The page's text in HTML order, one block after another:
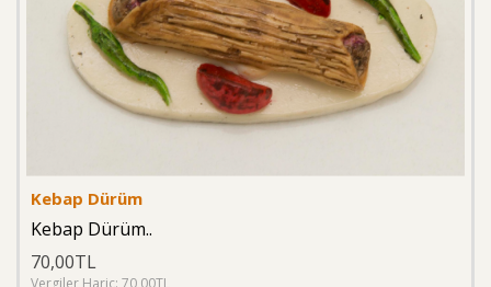
Kebap Dürüm
Kebap Dürüm..
70,00TL
Vergiler Hariç: 70,00TL